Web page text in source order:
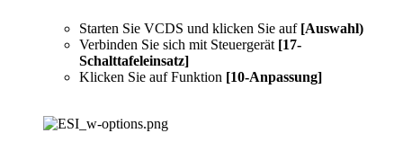
Starten Sie VCDS und klicken Sie auf [Auswahl)
Verbinden Sie sich mit Steuergerät [17-
Schalttafeleinsatz]
Klicken Sie auf Funktion [10-Anpassung]